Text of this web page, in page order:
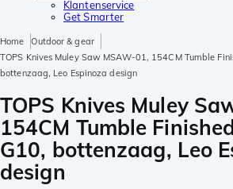
Klantenservice
Get Smarter
Home
Outdoor & gear
TOPS Knives Muley Saw MSAW-01, 154CM Tumble
bottenzaag, Leo Espinoza design
TOPS Knives Muley
154CM Tumble
G10, bottenzaag, Leo
design